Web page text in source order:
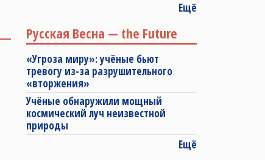
Ещё
Русская Весна — the Future
«Угроза миру»: учёные бьют
тревогу из-за разрушительного
«вторжения»
Учёные обнаружили мощный
космический луч неизвестной
природы
Ещё